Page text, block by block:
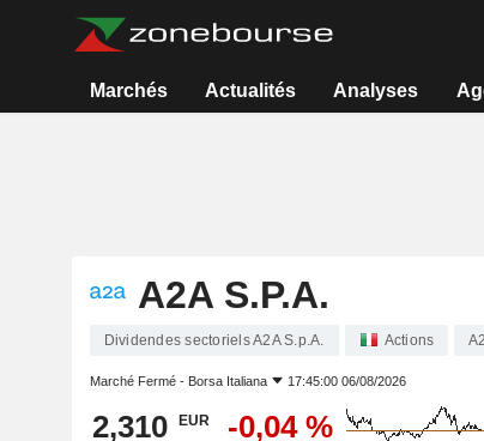
Marchés Actualités Analyses
A2A S.P.A.
Dividendes sectoriels A2A S.p.A. Actions
Marché Fermé - Borsa Italiana 17:45:00 06/08/2026
2,310 EUR -0,04 %